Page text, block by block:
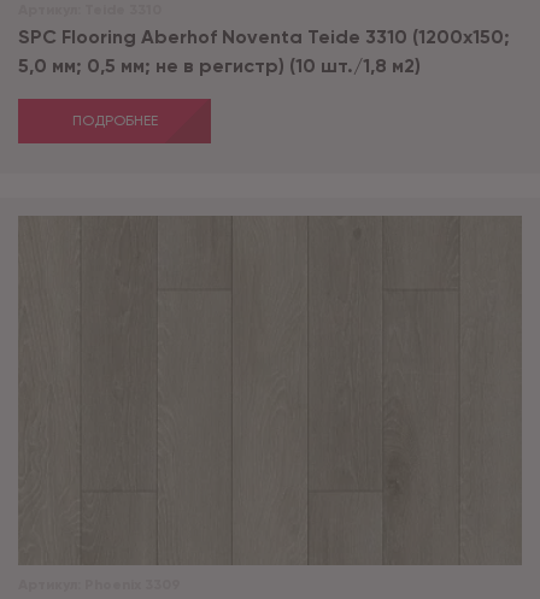
SPC Flooring Aberhof Noventa Teide 3310 (1200х150;
5,0 мм; 0,5 мм; не в регистр) (10 шт./1,8 м2)
ПОДРОБНЕЕ